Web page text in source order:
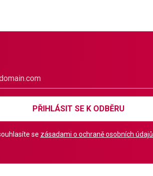
PŘIHLÁSIT SE K ODBĚRU
se zásadami o ochraně osobních údajů.